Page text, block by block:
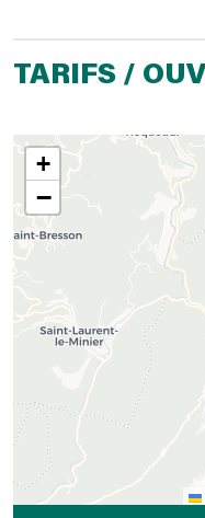
TARIFS /
+
−